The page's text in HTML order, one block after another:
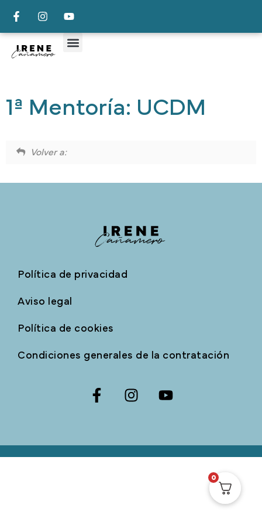
1ª Mentoría: UCDM
Volver a:
Política de privacidad
Aviso legal
Política de cookies
Condiciones generales de la contratación
0